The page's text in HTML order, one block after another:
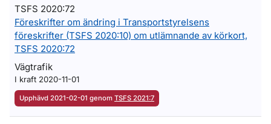
TSFS 2020:72
Föreskrifter om ändring i Transportstyrelsens
föreskrifter (TSFS 2020:10) om utlämnande av körkort,
TSFS 2020:72
Vägtrafik
I kraft 2020-11-01
Upphävd 2021-02-01 genom TSFS 2021:7